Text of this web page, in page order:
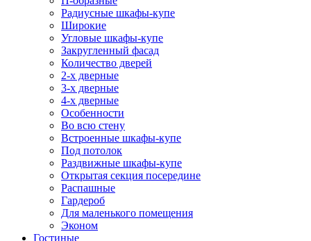
Радиусные шкафы-купе
Широкие
Угловые шкафы-купе
Закругленный фасад
Количество дверей
2-х дверные
3-х дверные
4-х дверные
Особенности
Во всю стену
Встроенные шкафы-купе
Под потолок
Раздвижные шкафы-купе
Открытая секция посередине
Распашные
Гардероб
Для маленького помещения
Эконом
Гостиные